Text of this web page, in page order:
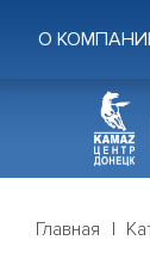
О
Главная